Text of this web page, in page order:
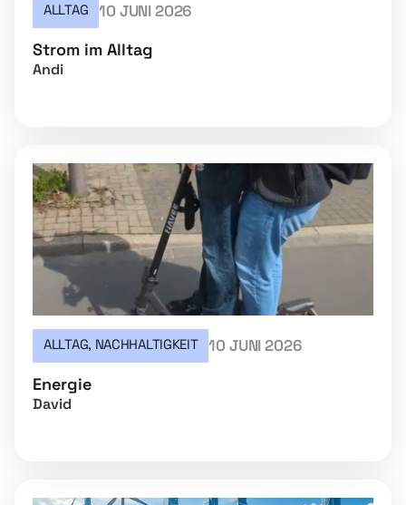
ALLTAG 10 JUNI 2026
Strom im Alltag
Andi
ALLTAG, NACHHALTIGKEIT 10 JUNI 2026
Energie
David